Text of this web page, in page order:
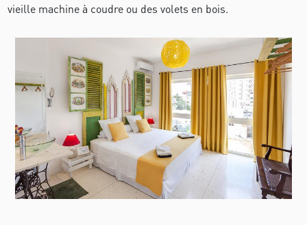
vieille machine à coudre ou des volets en bois.